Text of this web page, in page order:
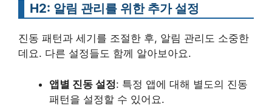
H2: 알림 관리를 위한 추가 설정
진동 패턴과 세기를 조절한 후, 알림 관리도 소중한
데요. 다른 설정들도 함께 알아보아요.
앱별 진동 설정: 특정 앱에 대해 별도의 진동
패턴을 설정할 수 있어요.